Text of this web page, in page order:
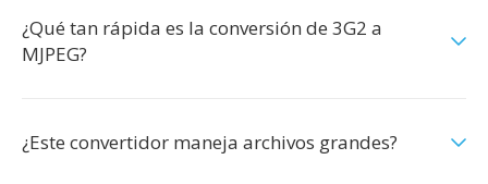
¿Qué tan rápida es la conversión de 3G2 a
MJPEG?
¿Este convertidor maneja archivos grandes?